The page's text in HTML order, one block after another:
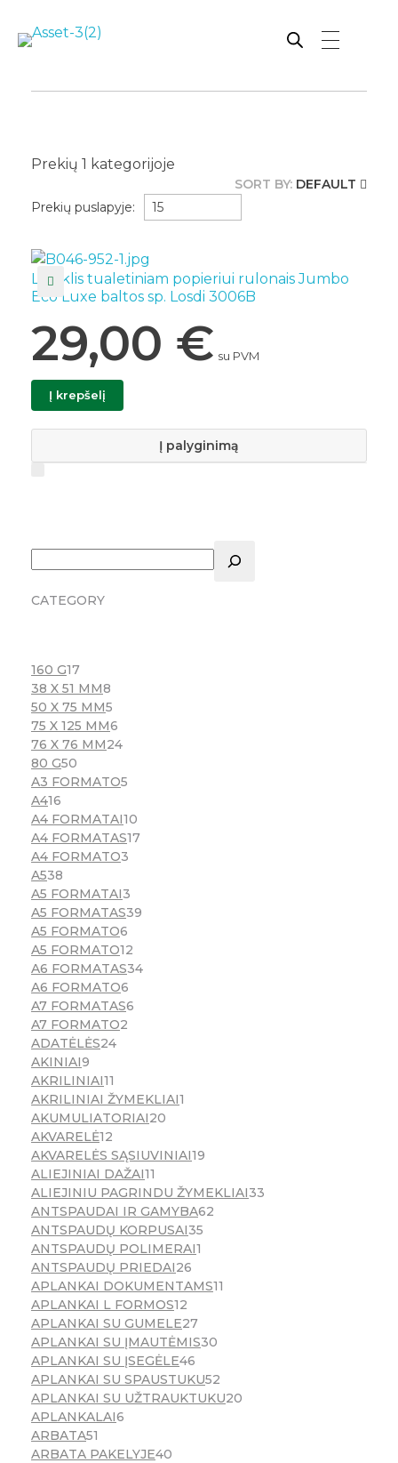
Prekių 1 kategorijoje
SORT BY: DEFAULT
Prekių puslapyje:
Laikiklis tualetiniam popieriui rulonais Jumbo
Eco Luxe baltos sp. Losdi 3006B
29,00 € su PVM
Į krepšelį
Į palyginimą
CATEGORY
160 G17
38 X 51 MM8
50 X 75 MM5
75 X 125 MM6
76 X 76 MM24
80 G50
A3 FORMATO5
A416
A4 FORMATAI10
A4 FORMATAS17
A4 FORMATO3
A538
A5 FORMATAI3
A5 FORMATAS39
A5 FORMATO6
A5 FORMATO12
A6 FORMATAS34
A6 FORMATO6
A7 FORMATAS6
A7 FORMATO2
ADATĖLĖS24
AKINIAI9
AKRILINIAI11
AKRILINIAI ŽYMEKLIAI1
AKUMULIATORIAI20
AKVARELĖ12
AKVARELĖS SĄSIUVINIAI19
ALIEJINIAI DAŽAI11
ALIEJINIU PAGRINDU ŽYMEKLIAI33
ANTSPAUDAI IR GAMYBA62
ANTSPAUDŲ KORPUSAI35
ANTSPAUDŲ POLIMERAI1
ANTSPAUDŲ PRIEDAI26
APLANKAI DOKUMENTAMS11
APLANKAI L FORMOS12
APLANKAI SU GUMELE27
APLANKAI SU ĮMAUTĖMIS30
APLANKAI SU ĮSEGĖLE46
APLANKAI SU SPAUSTUKU52
APLANKAI SU UŽTRAUKTUKU20
APLANKALAI6
ARBATA51
ARBATA PAKELYJE40